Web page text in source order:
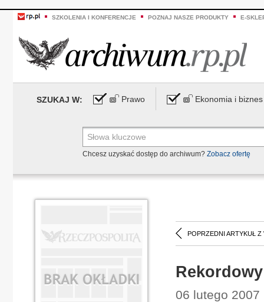
SZKOLENIA I KONFERENCJE POZNAJ NASZE PRODUKTY E-
SZUKAJ W: Prawo Ekonomia i biznes
Chcesz uzyskać dostęp do archiwum? Zobacz ofertę
POPRZEDNI ARTYKUŁ Z
06 lutego 2007